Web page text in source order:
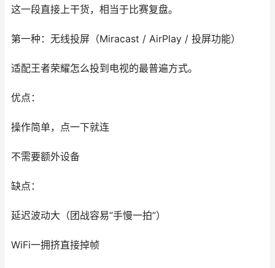
这一段直接上干货，相当于比赛复盘。
第一种：无线投屏（Miracast / AirPlay / 投屏功能）
适配王者荣耀怎么投到电视的最普遍方式。
优点：
操作简单，点一下就连
不需要额外设备
缺点：
延迟波动大（团战容易“手慢一拍”）
WiFi一拥挤直接掉帧